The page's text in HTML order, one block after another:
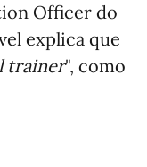
Officer do
explica que
trainer", como